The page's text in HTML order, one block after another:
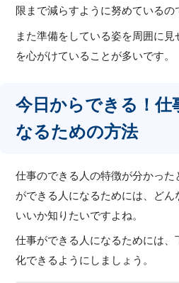
限まで減らすように努めているの
また準備をしている姿を周囲に
を心がけていることが多いです。
今日からできる！仕
なるための方法
仕事のできる人の特徴が分かっ
ができる人になるためには、ど
いいか知りたいですよね。
仕事ができる人になるためには
化できるようにしましょう。